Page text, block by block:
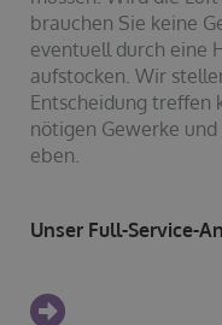
brauchen Sie keine
eventuell durch eine
aufstocken. Wir
Entscheidung treffen
nötigen Gewerke
eben.
Unser Full-Service-